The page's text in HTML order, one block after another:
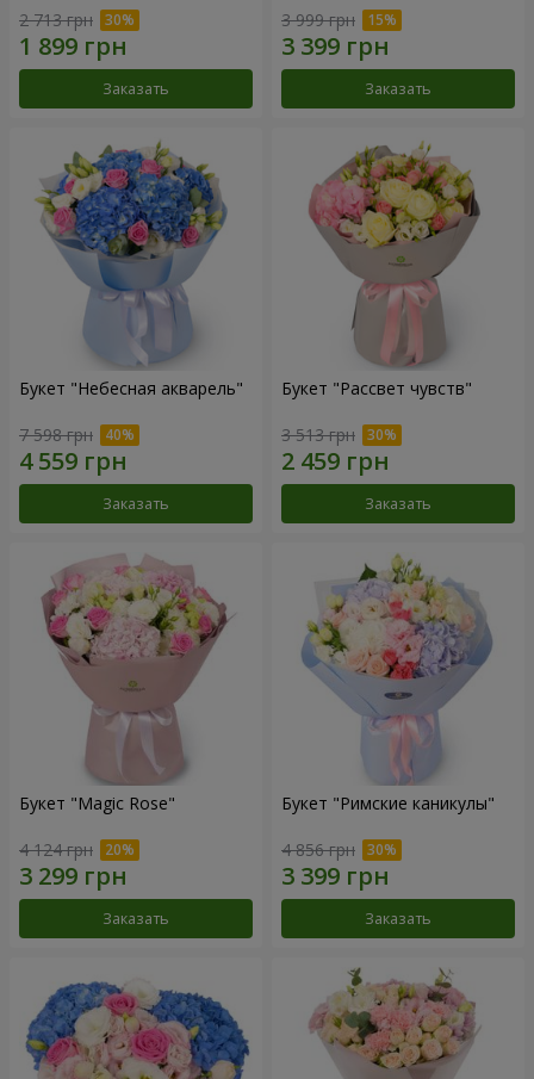
2 713 грн
Заказать
3 999 грн
Заказать
Букет "Небесная акварель"
7 598 грн
Заказать
Букет "Рассвет чувств"
3 513 грн
Заказать
Букет "Magic Rose"
4 124 грн
Заказать
Букет "Римские каникулы"
4 856 грн
Заказать